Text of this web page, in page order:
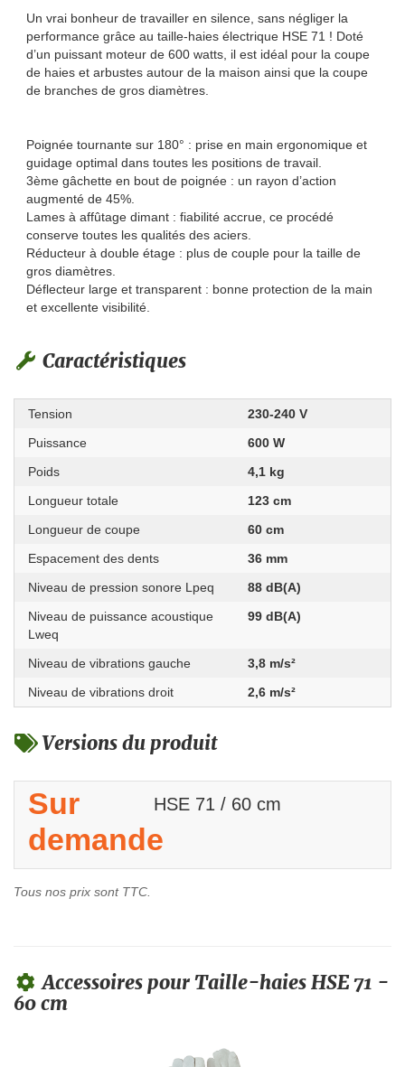
Un vrai bonheur de travailler en silence, sans négliger la
performance grâce au taille-haies électrique HSE 71 ! Doté
d’un puissant moteur de 600 watts, il est idéal pour la coupe
de haies et arbustes autour de la maison ainsi que la coupe
de branches de gros diamètres.
Poignée tournante sur 180° : prise en main ergonomique et
guidage optimal dans toutes les positions de travail.
3ème gâchette en bout de poignée : un rayon d’action
augmenté de 45%.
Lames à affûtage dimant : fiabilité accrue, ce procédé
conserve toutes les qualités des aciers.
Réducteur à double étage : plus de couple pour la taille de
gros diamètres.
Déflecteur large et transparent : bonne protection de la main
et excellente visibilité.
Caractéristiques
Tension
230-240 V
Puissance
600 W
Poids
4,1 kg
Longueur totale
123 cm
Longueur de coupe
60 cm
Espacement des dents
36 mm
Niveau de pression sonore Lpeq
88 dB(A)
Niveau de puissance acoustique
Lweq
99 dB(A)
Niveau de vibrations gauche
3,8 m/s²
Niveau de vibrations droit
2,6 m/s²
Versions du produit
Sur
demande
HSE 71 / 60 cm
Tous nos prix sont TTC.
Accessoires pour Taille-haies HSE 71 -
60 cm